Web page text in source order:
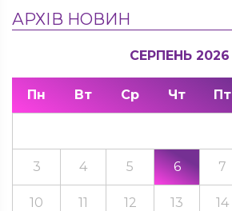
АРХІВ НОВИН
СЕРПЕНЬ 2026
Пн Вт Ср Чт Пт
3 4 5 6 7
10 11 12 13 14